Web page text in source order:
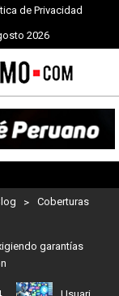
de Privacidad
2026
>
Coberturas
garantías